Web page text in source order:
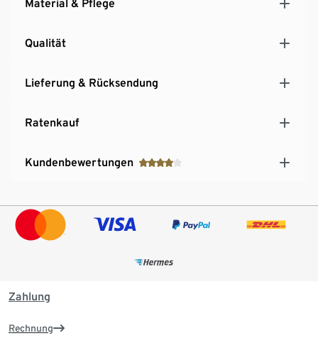
Material & Pflege
Qualität
Lieferung & Rücksendung
Ratenkauf
Kundenbewertungen
Zahlung
Rechnung